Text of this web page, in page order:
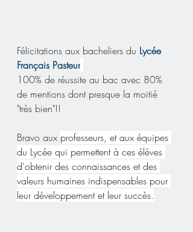
Félicitations aux bacheliers du Lycée
Français Pasteur
100% de réussite au bac avec 80%
de mentions dont presque la moitié
"très bien"!!
Bravo aux professeurs, et aux équipes
du Lycée qui permettent à ces élèves
d'obtenir des connaissances et des
valeurs humaines indispensables pour
leur développement et leur succès.